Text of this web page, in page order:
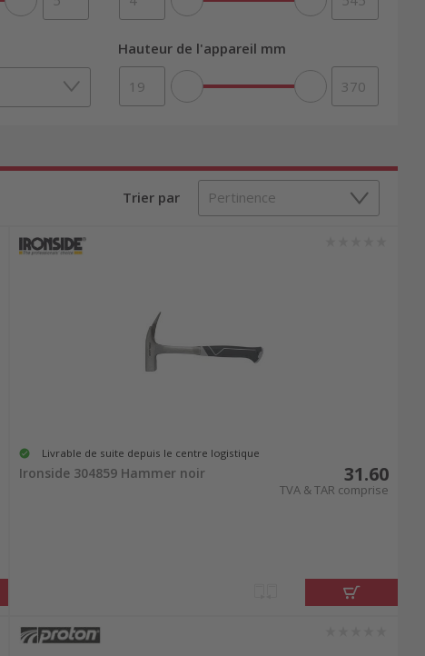
Hauteur de l'appareil mm
Trier par
Livrable de suite depuis le centre logistique
Ironside 304859 Hammer noir 31.60
TVA & TAR comprise